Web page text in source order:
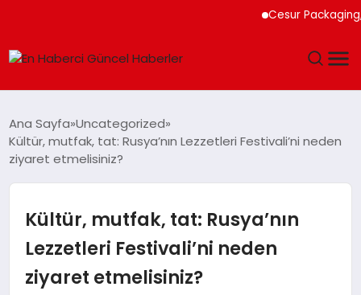
Cesur Packaging,
SPOR
MAGAZIN
Ana Sayfa Uncategorized
Kültür, mutfak, tat: Rusya’nın Lezzetleri Festivali’ni neden
ziyaret etmelisiniz?
Kültür, mutfak, tat: Rusya’nın
Lezzetleri Festivali’ni neden
ziyaret etmelisiniz?